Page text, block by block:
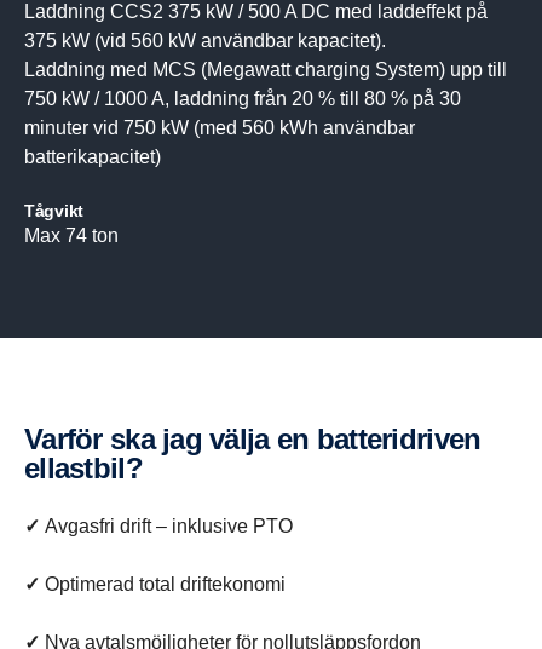
Laddning CCS2 375 kW / 500 A DC med laddeffekt på
375 kW (vid 560 kW användbar kapacitet).
Laddning med MCS (Megawatt charging System) upp till
750 kW / 1000 A, laddning från 20 % till 80 % på 30
minuter vid 750 kW (med 560 kWh användbar
batterikapacitet)
Tågvikt
Max 74 ton
Varför ska jag välja en batte­ri­driven
ellastbil?
✓ Avgasfri drift – inklusive PTO
✓ Optimerad total driftekonomi
✓ Nya avtalsmöjligheter för nollutsläppsfordon